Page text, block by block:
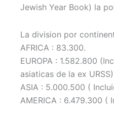
Jewish Year Book) la
La division por
AFRICA : 83.300.
EUROPA : 1.582.800
asiaticas de la ex URSS)
ASIA : 5.000.500 (
AMERICA : 6.479.300 (